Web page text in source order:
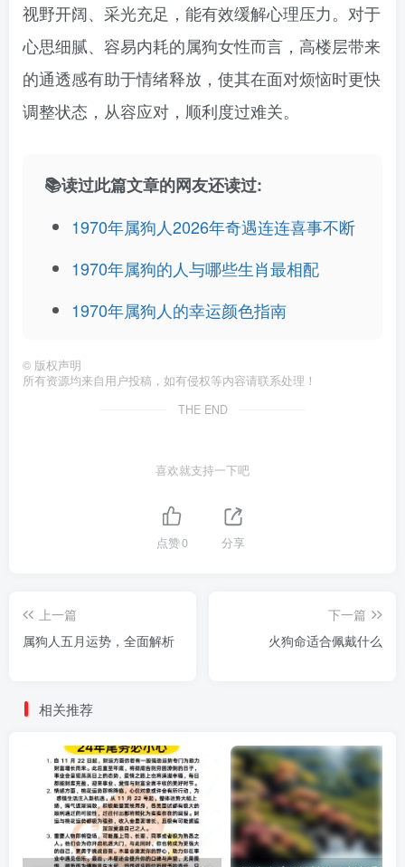
视野开阔、采光充足，能有效缓解心理压力。对于
心思细腻、容易内耗的属狗女性而言，高楼层带来
的通透感有助于情绪释放，使其在面对烦恼时更快
调整状态，从容应对，顺利度过难关。
📚读过此篇文章的网友还读过:
1970年属狗人2026年奇遇连连喜事不断
1970年属狗的人与哪些生肖最相配
1970年属狗人的幸运颜色指南
© 版权声明
所有资源均来自用户投稿，如有侵权等内容请联系处理！
THE END
喜欢就支持一下吧
点赞0 分享
上一篇
属狗人五月运势，全面解析
下一篇
火狗命适合佩戴什么
相关推荐